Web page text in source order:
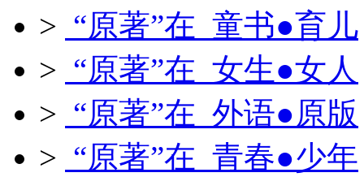
> “原著”在 童书●育儿
> “原著”在 女生●女人
> “原著”在 外语●原版
> “原著”在 青春●少年